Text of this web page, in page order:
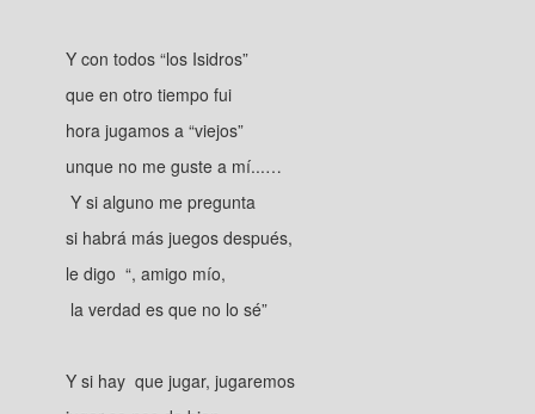
Y con todos “los Isidros”
que en otro tiempo fui
hora jugamos a “viejos”
unque no me guste a mí...…
Y si alguno me pregunta
si habrá más juegos después,
le digo “, amigo mío,
la verdad es que no lo sé”
Y si hay que jugar, jugaremos